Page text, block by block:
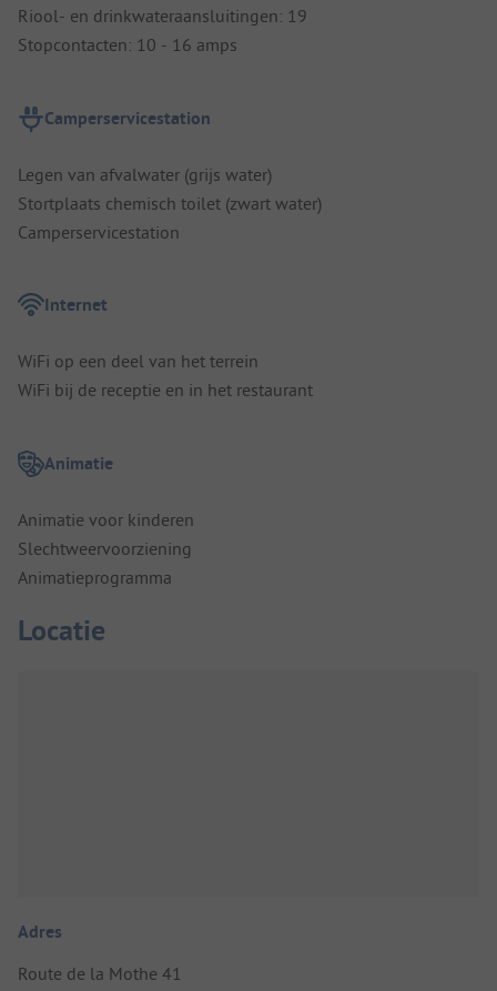
Riool- en drinkwateraansluitingen: 19
Stopcontacten: 10 - 16 amps
Camperservicestation
Legen van afvalwater (grijs water)
Stortplaats chemisch toilet (zwart water)
Camperservicestation
Internet
WiFi op een deel van het terrein
WiFi bij de receptie en in het restaurant
Animatie
Animatie voor kinderen
Slechtweervoorziening
Animatieprogramma
Locatie
Adres
Route de la Mothe 41